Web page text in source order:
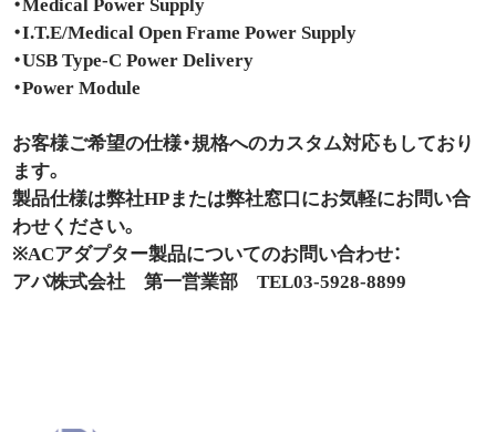
・Medical Power Supply
・I.T.E/Medical Open Frame Power Supply
・USB Type-C Power Delivery
・Power Module
お客様ご希望の仕様・規格へのカスタム対応もしており
ます。
製品仕様は弊社HPまたは弊社窓口にお気軽にお問い合
わせください。
※ACアダプター製品についてのお問い合わせ：
アバ株式会社 第一営業部 TEL03-5928-8899